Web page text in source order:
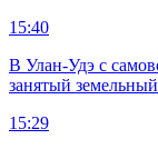
15:40
В Улан-Удэ с
занятый
15:29